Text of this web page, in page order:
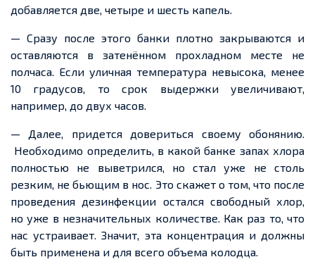
добавляется две, четыре и шесть капель.
— Сразу после этого банки плотно закрываются и
оставляются в затенённом прохладном месте не
полчаса. Если уличная температура невысока, менее
10 градусов, то срок выдержки увеличивают,
например, до двух часов.
— Далее, придется довериться своему обонянию.
Необходимо определить, в какой банке запах хлора
полностью не выветрился, но стал уже не столь
резким, не бьющим в нос. Это скажет о том, что после
проведения дезинфекции остался свободный хлор,
но уже в незначительных количестве. Как раз то, что
нас устраивает. Значит, эта концентрация и должны
быть применена и для всего объема колодца.